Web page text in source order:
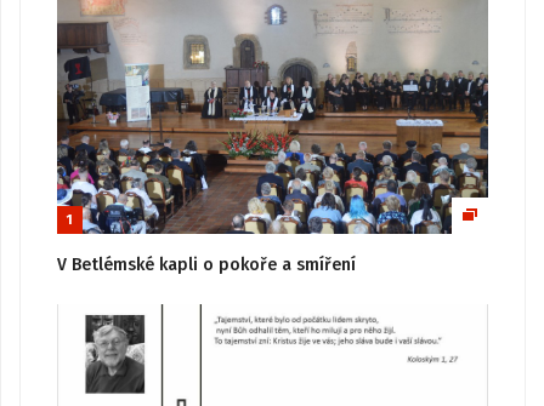
1
V Betlémské kapli o pokoře a smíření